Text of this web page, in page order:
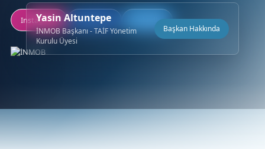
Instagram Facebook LinkedIn
Yasin Altuntepe
İNMOB Başkanı - TAİF Yönetim
Kurulu Üyesi
Başkan Hakkında